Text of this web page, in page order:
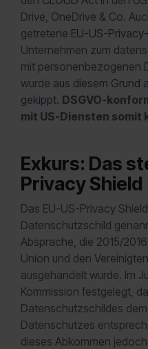
Drive, OneDrive & Co.
getretene EU-US-
Unternehmen zum
mit personenbezogenen
wurde aus diesem Grund
gekippt. DSGVO-
mit US-Diensten somit
Exkurs: Das
Privacy Shield
Das EU-US-Privacy
Datenschutzschild
Absprache, die 2015/
Union und den
ausgehandelt wurde. Im
Kommission festgelegt,
Datenschutzschildes
Datenschutzes
dieses Abkommen